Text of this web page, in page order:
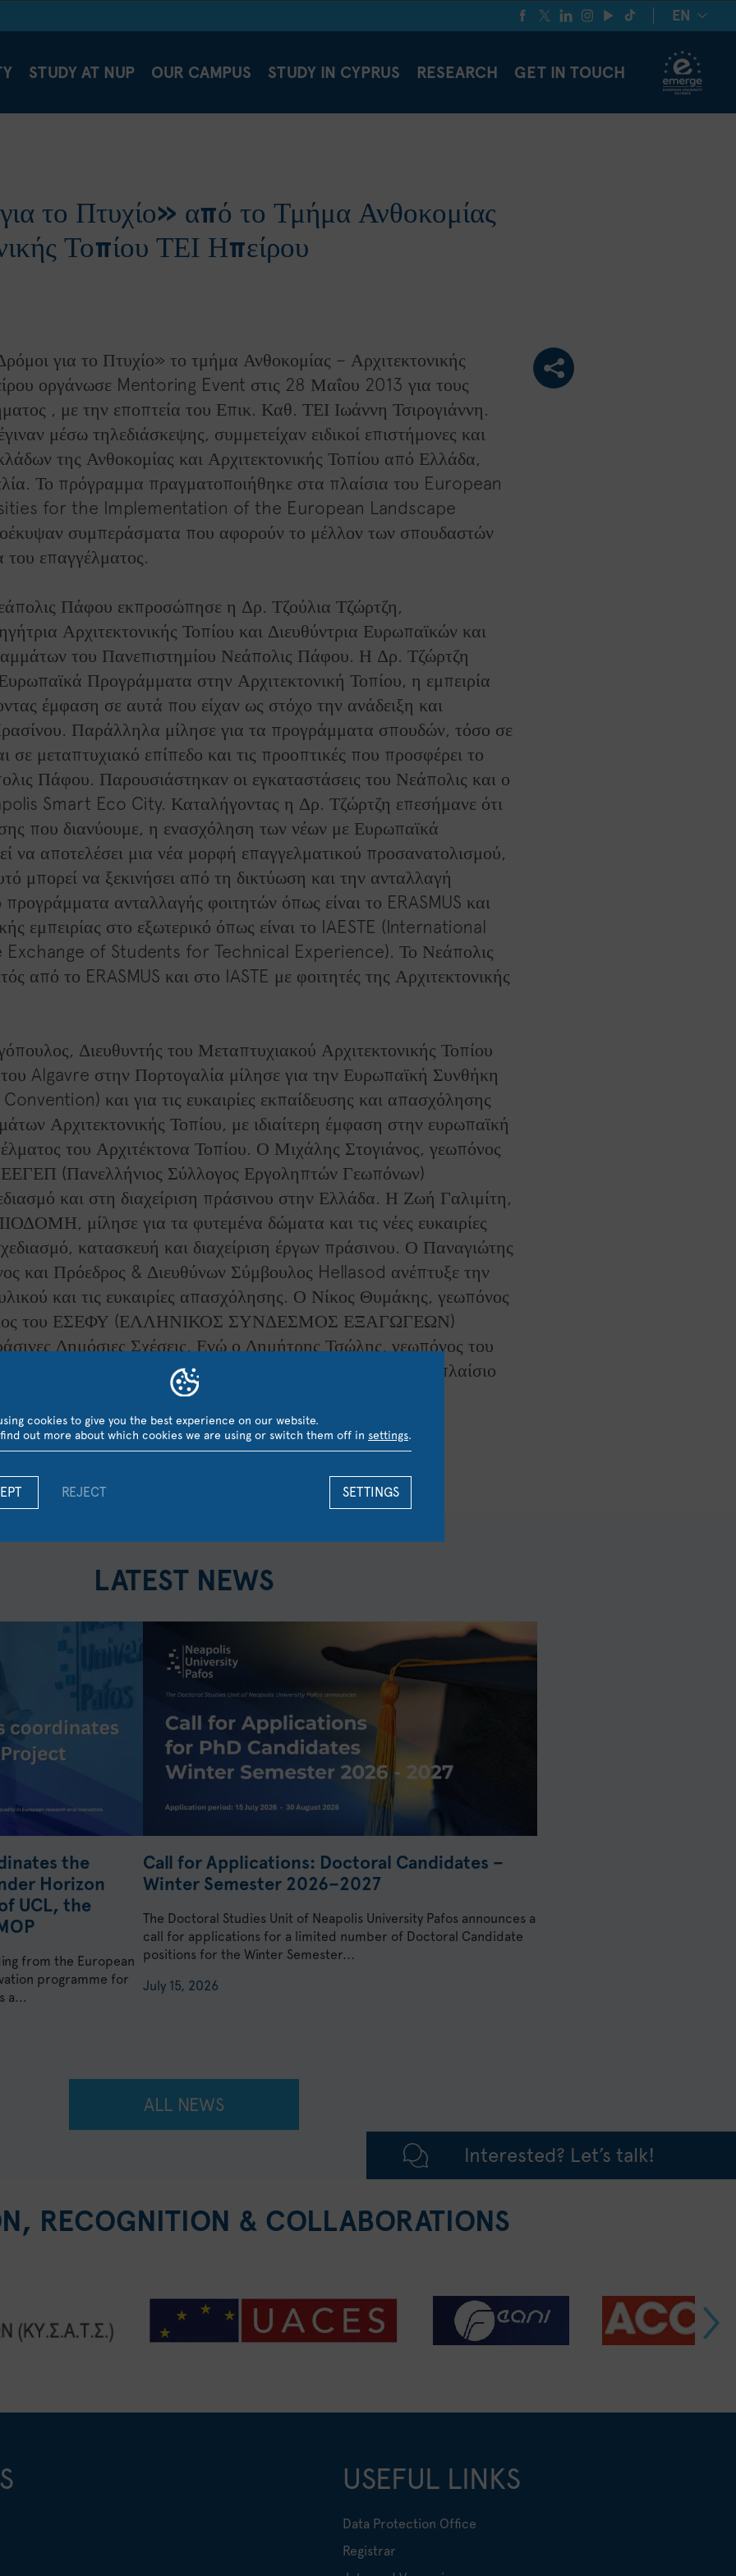
EN
STUDY AT NUP OUR CAMPUS STUDY IN CYPRUS RESEARCH GET IN TOUCH
το Πτυχίο» από το Τμήμα Ανθοκομίας
Τοπίου ΤΕΙ Ηπείρου
για το Πτυχίο» το τμήμα Ανθοκομίας – Αρχιτεκτονικής
οργάνωσε Mentoring Event στις 28 Μαΐου 2013 για τους
, με την εποπτεία του Επικ. Καθ. ΤΕΙ Ιωάννη Τσιρογιάννη.
μέσω τηλεδιάσκεψης, συμμετείχαν ειδικοί επιστήμονες και
της Ανθοκομίας και Αρχιτεκτονικής Τοπίου από Ελλάδα,
Το πρόγραμμα πραγματοποιήθηκε στα πλαίσια του European
for the Implementation of the European Landscape
συμπεράσματα που αφορούν το μέλλον των σπουδαστών
του επαγγέλματος.
Πάφου εκπροσώπησε η Δρ. Τζούλια Τζώρτζη,
Αρχιτεκτονικής Τοπίου και Διευθύντρια Ευρωπαϊκών και
του Πανεπιστημίου Νεάπολις Πάφου. Η Δρ. Τζώρτζη
Προγράμματα στην Αρχιτεκτονική Τοπίου, η εμπειρία
έμφαση σε αυτά που είχαν ως στόχο την ανάδειξη και
Παράλληλα μίλησε για τα προγράμματα σπουδών, τόσο σε
σε μεταπτυχιακό επίπεδο και τις προοπτικές που προσφέρει το
Πάφου. Παρουσιάστηκαν οι εγκαταστάσεις του Νεάπολις και ο
Smart Eco City. Καταλήγοντας η Δρ. Τζώρτζη επεσήμανε ότι
που διανύουμε, η ενασχόληση των νέων με Ευρωπαϊκά
να αποτελέσει μια νέα μορφή επαγγελματικού προσανατολισμού,
μπορεί να ξεκινήσει από τη δικτύωση και την ανταλλαγή
ανταλλαγής φοιτητών όπως είναι το ERASMUS και
εμπειρίας στο εξωτερικό όπως είναι το IAESTE (International
of Students for Technical Experience). Το Νεάπολις
από το ERASMUS και στο IASTE με φοιτητές της Αρχιτεκτονικής
Διευθυντής του Μεταπτυχιακού Αρχιτεκτονικής Τοπίου
Algavre στην Πορτογαλία μίλησε για την Ευρωπαϊκή Συνθήκη
και για τις ευκαιρίες εκπαίδευσης και απασχόλησης
Αρχιτεκτονικής Τοπίου, με ιδιαίτερη έμφαση στην ευρωπαϊκή
του Αρχιτέκτονα Τοπίου. Ο Μιχάλης Στογιάνος, γεωπόνος
(Πανελλήνιος Σύλλογος Εργοληπτών Γεωπόνων)
και στη διαχείριση πράσινου στην Ελλάδα. Η Ζωή Γαλιμίτη,
μίλησε για τα φυτεμένα δώματα και τις νέες ευκαιρίες
κατασκευή και διαχείριση έργων πράσινου. Ο Παναγιώτης
και Πρόεδρος & Διευθύνων Σύμβουλος Hellasod ανέπτυξε την
και τις ευκαιρίες απασχόλησης. Ο Νίκος Θυμάκης, γεωπόνος
του ΕΣΕΦΥ (ΕΛΛΗΝΙΚΟΣ ΣΥΝΔΕΣΜΟΣ ΕΞΑΓΩΓΕΩΝ)
Δημόσιες Σχέσεις. Ενώ ο Δημήτρης Τσώλης, γεωπόνος του
Δήμου Ν. Σκουφά Άρτας, μίλησε για το πράσινο στο πλαίσιο
LATEST NEWS
the
Horizon
UCL, the
from the European
programme for
a...
Call for Applications: Doctoral Candidates –
Winter Semester 2026–2027
The Doctoral Studies Unit of Neapolis University Pafos announces a
call for applications for a limited number of Doctoral Candidate
positions for the Winter Semester...
July 15, 2026
ALL NEWS
Interested? Let’s talk!
RECOGNITION & COLLABORATIONS
USEFUL LINKS
Data Protection Office
Registrar
cookies to give you the best experience on our website.
find out more about which cookies we are using or switch them off in settings.
SETTINGS
REJECT